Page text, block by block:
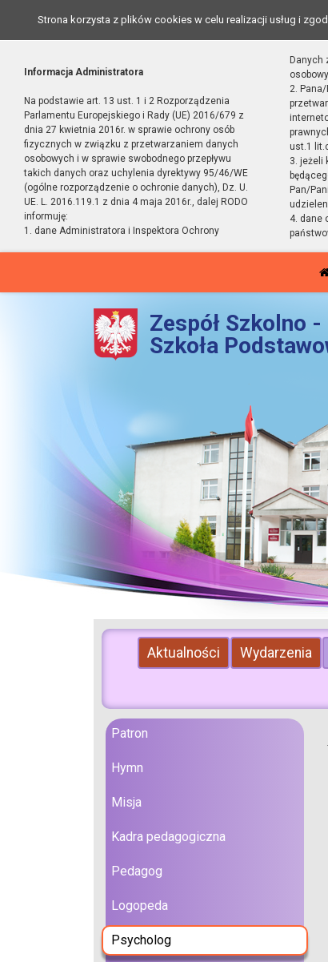
Strona korzysta z plików cookies w celu realizacji usług i
Informacja Administratora
Na podstawie art. 13 ust. 1 i 2 Rozporządzenia
Parlamentu Europejskiego i Rady (UE) 2016/679 z
dnia 27 kwietnia 2016r. w sprawie ochrony osób
fizycznych w związku z przetwarzaniem danych
osobowych i w sprawie swobodnego przepływu
takich danych oraz uchylenia dyrektywy 95/46/WE
(ogólne rozporządzenie o ochronie danych), Dz. U.
UE. L. 2016.119.1 z dnia 4 maja 2016r., dalej RODO
informuję:
1. dane Administratora i Inspektora Ochrony
Danych
2.
ust.1
3. jeżeli
Pan/
4. dane
Zespół Szkolno
Szkoła
Aktualności Wydarzenia
Patron
Hymn
Misja
Kadra pedagogiczna
Pedagog
Logopeda
Psycholog